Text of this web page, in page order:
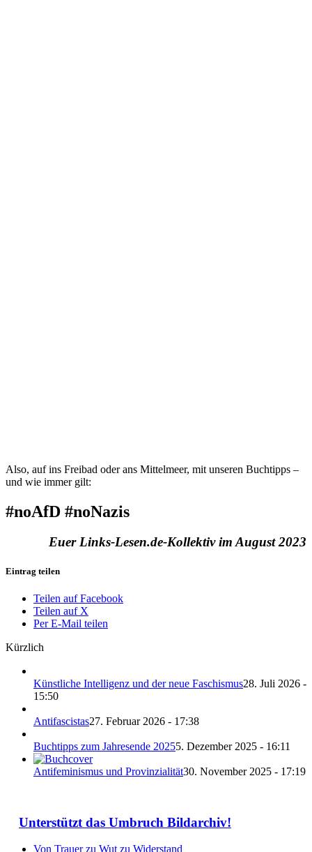
Also, auf ins Freibad oder ans Mittelmeer, mit unseren Buchtipps –
und wie immer gilt:
#noAfD #noNazis
Euer Links-Lesen.de-Kollektiv im August 2023
Eintrag teilen
Teilen auf Facebook
Teilen auf X
Per E-Mail teilen
Kürzlich
Künstliche Intelligenz und der neue Faschismus28. Juli 2026 -
15:50
Antifascistas27. Februar 2026 - 17:38
Buchtipps zum Jahresende 20255. Dezember 2025 - 16:11
Antifeminismus und Provinzialität30. November 2025 - 17:19
Unterstützt das Umbruch Bildarchiv!
Von Trauer zu Wut zu Widerstand